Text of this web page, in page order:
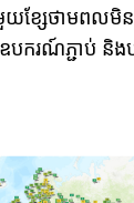
យខ្សែថាមពលមិន
ករណ៍ភ្ជាប់ និងប